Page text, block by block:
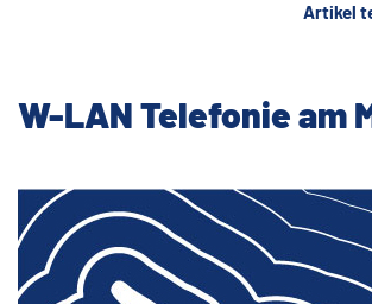
Artikel
W-LAN Telefonie am